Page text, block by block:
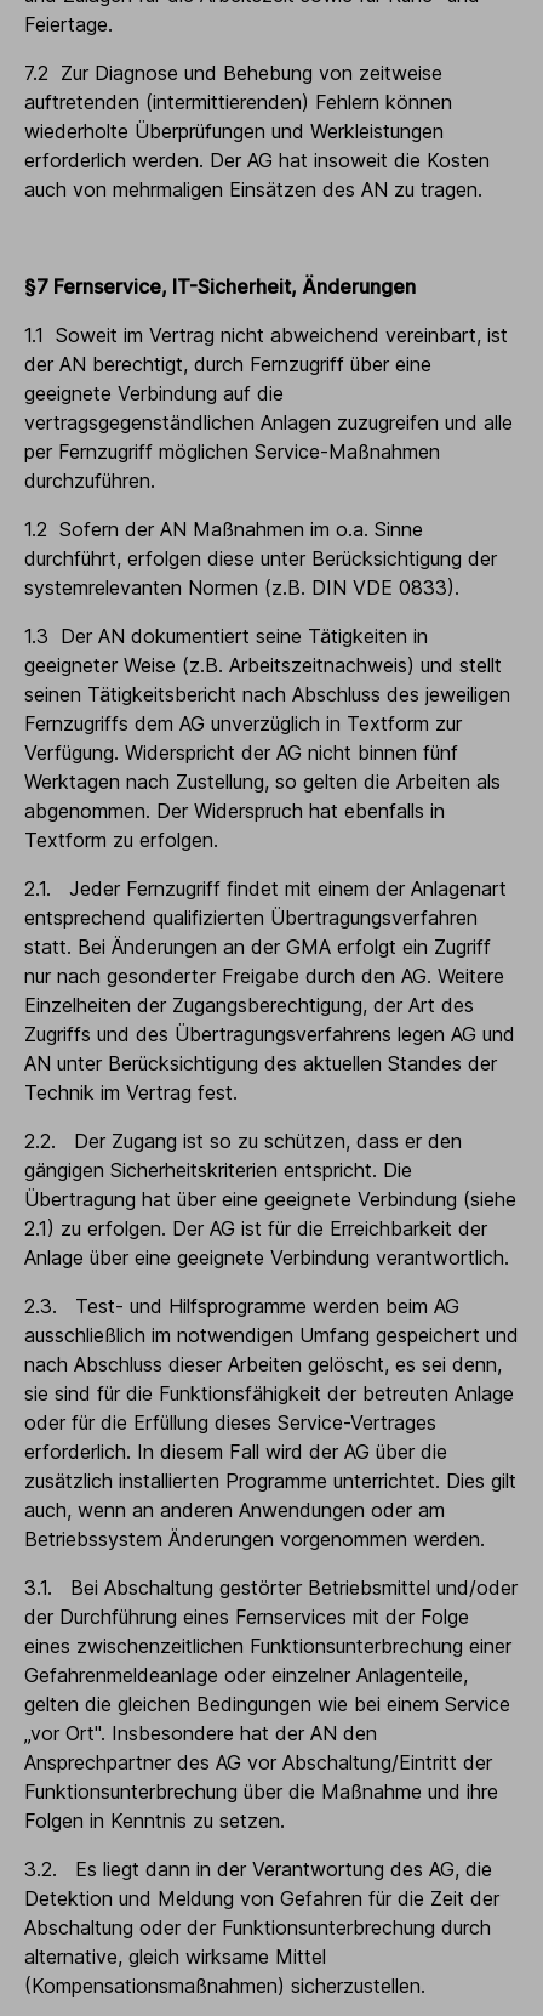
Feiertage.
7.2 Zur Diagnose und Behebung von zeitweise
auftretenden (intermittierenden) Fehlern können
wiederholte Überprüfungen und Werkleistungen
erforderlich werden. Der AG hat insoweit die Kosten
auch von mehrmaligen Einsätzen des AN zu tragen.
§7 Fernservice, IT-Sicherheit, Änderungen
1.1 Soweit im Vertrag nicht abweichend vereinbart, ist
der AN berechtigt, durch Fernzugriff über eine
geeignete Verbindung auf die
vertragsgegenständlichen Anlagen zuzugreifen und alle
per Fernzugriff möglichen Service-Maßnahmen
durchzuführen.
1.2 Sofern der AN Maßnahmen im o.a. Sinne
durchführt, erfolgen diese unter Berücksichtigung der
systemrelevanten Normen (z.B. DIN VDE 0833).
1.3 Der AN dokumentiert seine Tätigkeiten in
geeigneter Weise (z.B. Arbeitszeitnachweis) und stellt
seinen Tätigkeitsbericht nach Abschluss des jeweiligen
Fernzugriffs dem AG unverzüglich in Textform zur
Verfügung. Widerspricht der AG nicht binnen fünf
Werktagen nach Zustellung, so gelten die Arbeiten als
abgenommen. Der Widerspruch hat ebenfalls in
Textform zu erfolgen.
2.1. Jeder Fernzugriff findet mit einem der Anlagenart
entsprechend qualifizierten Übertragungsverfahren
statt. Bei Änderungen an der GMA erfolgt ein Zugriff
nur nach gesonderter Freigabe durch den AG. Weitere
Einzelheiten der Zugangsberechtigung, der Art des
Zugriffs und des Übertragungsverfahrens legen AG und
AN unter Berücksichtigung des aktuellen Standes der
Technik im Vertrag fest.
2.2. Der Zugang ist so zu schützen, dass er den
gängigen Sicherheitskriterien entspricht. Die
Übertragung hat über eine geeignete Verbindung (siehe
2.1) zu erfolgen. Der AG ist für die Erreichbarkeit der
Anlage über eine geeignete Verbindung verantwortlich.
2.3. Test- und Hilfsprogramme werden beim AG
ausschließlich im notwendigen Umfang gespeichert und
nach Abschluss dieser Arbeiten gelöscht, es sei denn,
sie sind für die Funktionsfähigkeit der betreuten Anlage
oder für die Erfüllung dieses Service-Vertrages
erforderlich. In diesem Fall wird der AG über die
zusätzlich installierten Programme unterrichtet. Dies gilt
auch, wenn an anderen Anwendungen oder am
Betriebssystem Änderungen vorgenommen werden.
3.1. Bei Abschaltung gestörter Betriebsmittel und/oder
der Durchführung eines Fernservices mit der Folge
eines zwischenzeitlichen Funktionsunterbrechung einer
Gefahrenmeldeanlage oder einzelner Anlagenteile,
gelten die gleichen Bedingungen wie bei einem Service
„vor Ort". Insbesondere hat der AN den
Ansprechpartner des AG vor Abschaltung/Eintritt der
Funktionsunterbrechung über die Maßnahme und ihre
Folgen in Kenntnis zu setzen.
3.2. Es liegt dann in der Verantwortung des AG, die
Detektion und Meldung von Gefahren für die Zeit der
Abschaltung oder der Funktionsunterbrechung durch
alternative, gleich wirksame Mittel
(Kompensationsmaßnahmen) sicherzustellen.